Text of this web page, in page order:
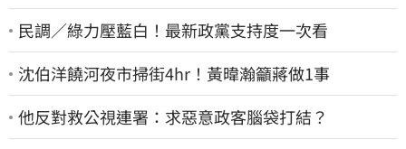
民調／綠力壓藍白！最新政黨支持度一次看
沈伯洋饒河夜市掃街4hr！黃暐瀚籲蔣做1事
他反對救公視連署：求惡意政客腦袋打結？